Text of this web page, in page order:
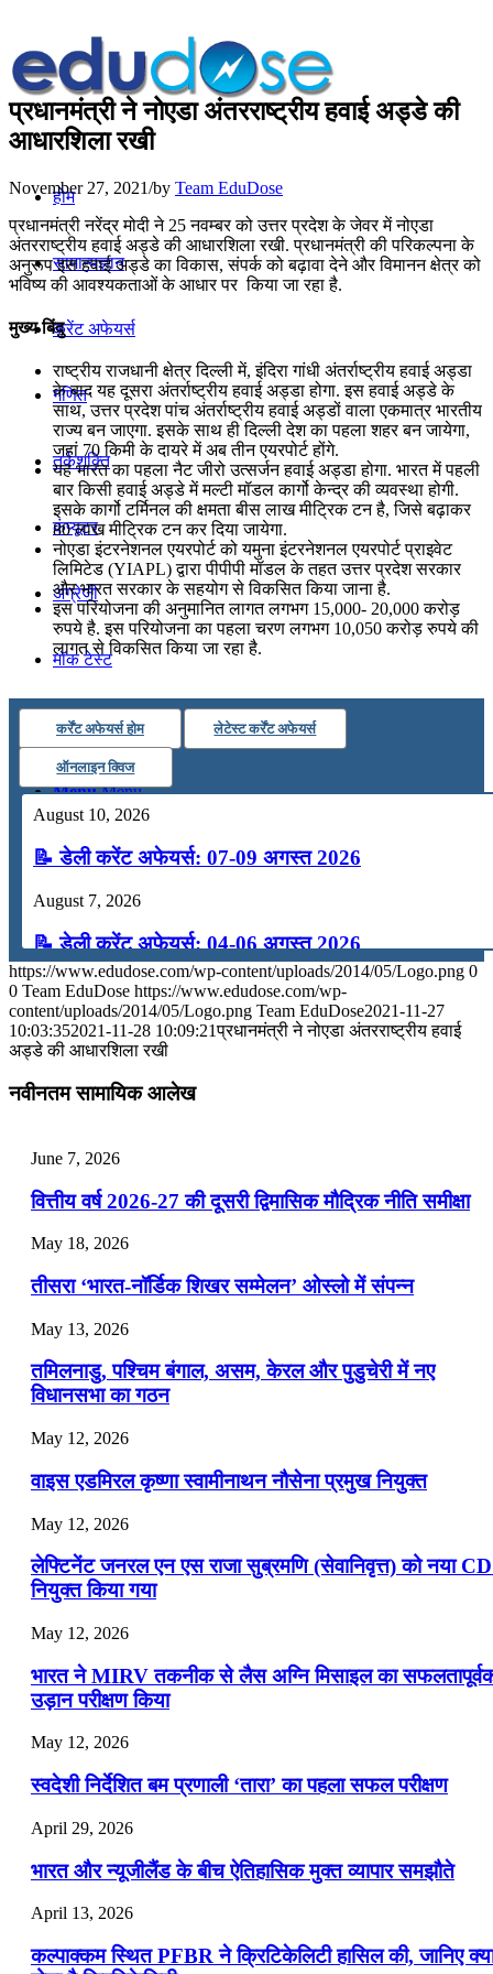
होम
सामान्यज्ञान
करेंट अफेयर्स
गणित
तर्कशक्ति
कंप्यूटर
अंग्रेजी
मॉक टेस्ट
टुडेज जीके
Menu Menu
प्रधानमंत्री ने नोएडा अंतरराष्ट्रीय हवाई अड्डे की
आधारशिला रखी
November 27, 2021/by Team EduDose
प्रधानमंत्री नरेंद्र मोदी ने 25 नवम्बर को उत्तर प्रदेश के जेवर में नोएडा
अंतरराष्ट्रीय हवाई अड्डे की आधारशिला रखी. प्रधानमंत्री की परिकल्पना के
अनुरूप इस हवाई अड्डे का विकास, संपर्क को बढ़ावा देने और विमानन क्षेत्र को
भविष्य की आवश्यकताओं के आधार पर किया जा रहा है.
मुख्य बिंदु
राष्ट्रीय राजधानी क्षेत्र दिल्‍ली में, इंदिरा गांधी अंतर्राष्ट्रीय हवाई अड्डा
के बाद यह दूसरा अंतर्राष्ट्रीय हवाई अड्डा होगा. इस हवाई अड्डे के
साथ, उत्तर प्रदेश पांच अंतर्राष्ट्रीय हवाई अड्डों वाला एकमात्र भारतीय
राज्य बन जाएगा. इसके साथ ही दिल्‍ली देश का पहला शहर बन जायेगा,
जहां 70 किमी के दायरे में अब तीन एयरपोर्ट होंगे.
यह भारत का पहला नैट जीरो उत्सर्जन हवाई अड्डा होगा. भारत में पहली
बार किसी हवाई अड्डे में मल्‍टी मॉडल कार्गो केन्‍द्र की व्‍यवस्‍था होगी.
इसके कार्गो टर्मिनल की क्षमता बीस लाख मीट्रिक टन है, जिसे बढ़ाकर
80 लाख मीट्रिक टन कर दिया जायेगा.
नोएडा इंटरनेशनल एयरपोर्ट को यमुना इंटरनेशनल एयरपोर्ट प्राइवेट
लिमिटेड (YIAPL) द्वारा पीपीपी मॉडल के तहत उत्तर प्रदेश सरकार
और भारत सरकार के सहयोग से विकसित किया जाना है.
इस परियोजना की अनुमानित लागत लगभग 15,000- 20,000 करोड़
रुपये है. इस परियोजना का पहला चरण लगभग 10,050 करोड़ रुपये की
लागत से विकसित किया जा रहा है.
कर्रेंट अफेयर्स होम लेटेस्ट कर्रेंट अफेयर्स
ऑनलाइन क्विज
August 10, 2026
📝 डेली करेंट अफेयर्स: 07-09 अगस्त 2026
August 7, 2026
📝 डेली करेंट अफेयर्स: 04-06 अगस्त 2026
August 4, 2026
📝 डेली करेंट अफेयर्स: 01-03 अगस्त 2026
July 28, 2026
📝 डेली करेंट अफेयर्स: 25-27 जुलाई 2026
July 25, 2026
📝 डेली करेंट अफेयर्स: 22-24 जुलाई 2026
July 22, 2026
📝 डेली करेंट अफेयर्स: 19-21 जुलाई 2026
https://www.edudose.com/wp-content/uploads/2014/05/Logo.png 0
0 Team EduDose https://www.edudose.com/wp-
content/uploads/2014/05/Logo.png Team EduDose2021-11-27
10:03:352021-11-28 10:09:21प्रधानमंत्री ने नोएडा अंतरराष्ट्रीय हवाई
अड्डे की आधारशिला रखी
नवीनतम सामायिक आलेख
June 7, 2026
वित्तीय वर्ष 2026-27 की दूसरी द्विमासिक मौद्रिक नीति समीक्षा
May 18, 2026
तीसरा ‘भारत-नॉर्डिक शिखर सम्मेलन’ ओस्लो में संपन्न
May 13, 2026
तमिलनाडु, पश्चिम बंगाल, असम, केरल और पुडुचेरी में नए
विधानसभा का गठन
May 12, 2026
वाइस एडमिरल कृष्णा स्वामीनाथन नौसेना प्रमुख नियुक्त
May 12, 2026
लेफ्टिनेंट जनरल एन एस राजा सुब्रमणि (सेवानिवृत्त) को नया
नियुक्त किया गया
May 12, 2026
भारत ने MIRV तकनीक से लैस अग्नि मिसाइल का
उड़ान परीक्षण किया
May 12, 2026
स्वदेशी निर्देशित बम प्रणाली ‘तारा’ का पहला सफल परीक्षण
April 29, 2026
भारत और न्यूजीलैंड के बीच ऐतिहासिक मुक्त व्यापार समझौते
April 13, 2026
कल्पाक्कम स्थित PFBR ने क्रिटिकेलिटी हासिल की, जानिए